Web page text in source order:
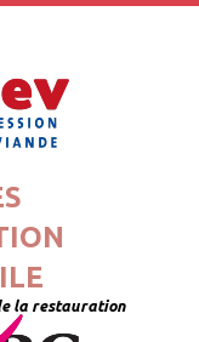
la restauration